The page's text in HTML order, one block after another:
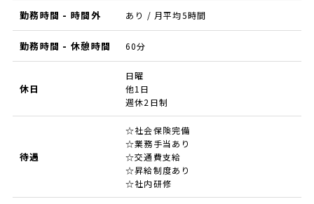
勤務時間 - 時間外 あり / 月平均5時間
勤務時間 - 休憩時間 60分
休日
日曜
他1日
週休2日制
待遇
☆社会保険完備
☆業務手当あり
☆交通費支給
☆昇給制度あり
☆社内研修